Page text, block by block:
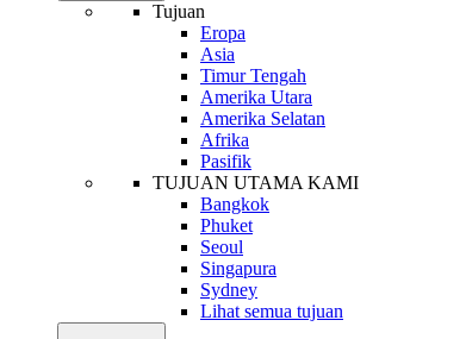
Tujuan
Eropa
Asia
Timur Tengah
Amerika Utara
Amerika Selatan
Afrika
Pasifik
TUJUAN UTAMA KAMI
Bangkok
Phuket
Seoul
Singapura
Sydney
Lihat semua tujuan